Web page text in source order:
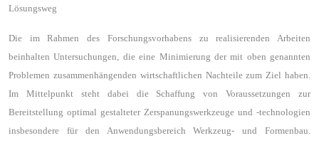
Lösungsweg
Die im Rahmen des Forschungsvorhabens zu realisierenden Arbeiten
beinhalten Untersuchungen, die eine Minimierung der mit oben genannten
Problemen zusammenhängenden wirtschaftlichen Nachteile zum Ziel haben.
Im Mittelpunkt steht dabei die Schaffung von Voraussetzungen zur
Bereitstellung optimal gestalteter Zerspanungswerkzeuge und -technologien
insbesondere für den Anwendungsbereich Werkzeug- und Formenbau.